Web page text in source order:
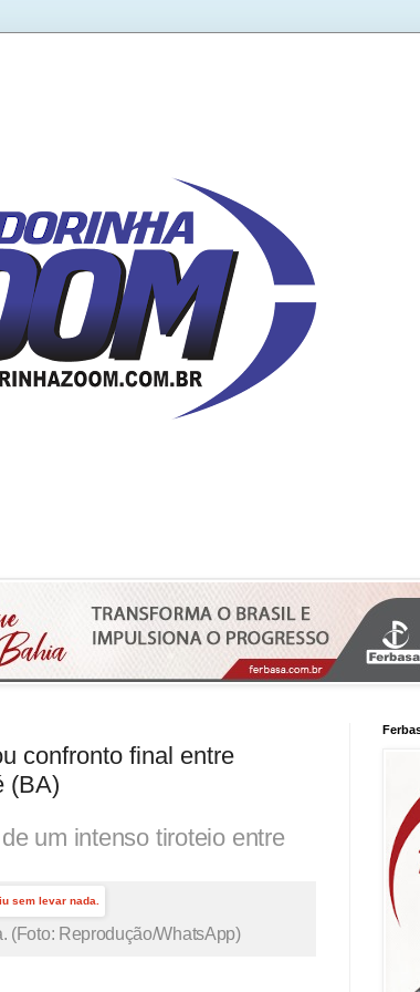
confronto final entre
(BA)
um intenso tiroteio entre
(Foto: Reprodução/WhatsApp)